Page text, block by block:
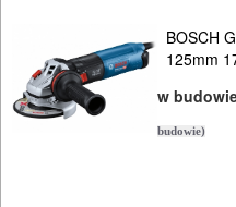
piły
do
BOSCH
125mm
w
budowie)